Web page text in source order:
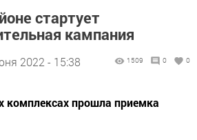
стартует
кампания
2022 - 15:38 1509 0 0
комплексах прошла приемка